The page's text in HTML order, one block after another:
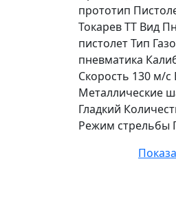
прототип
Токарев ТТ Вид
пистолет Тип
пневматика
Скорость 130 м/
Металлические
Гладкий
Режим стрельбы